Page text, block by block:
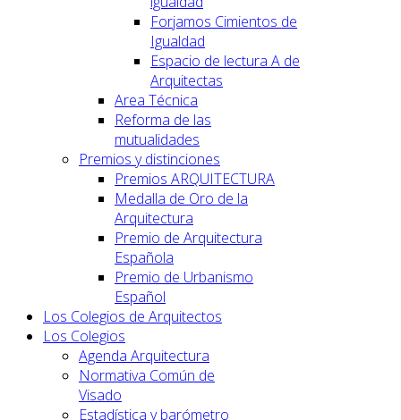
Forjamos Cimientos de
Igualdad
Espacio de lectura A de
Arquitectas
Area Técnica
Reforma de las
mutualidades
Premios y distinciones
Premios ARQUITECTURA
Medalla de Oro de la
Arquitectura
Premio de Arquitectura
Española
Premio de Urbanismo
Español
Los Colegios de Arquitectos
Los Colegios
Agenda Arquitectura
Normativa Común de
Visado
Estadística y barómetro